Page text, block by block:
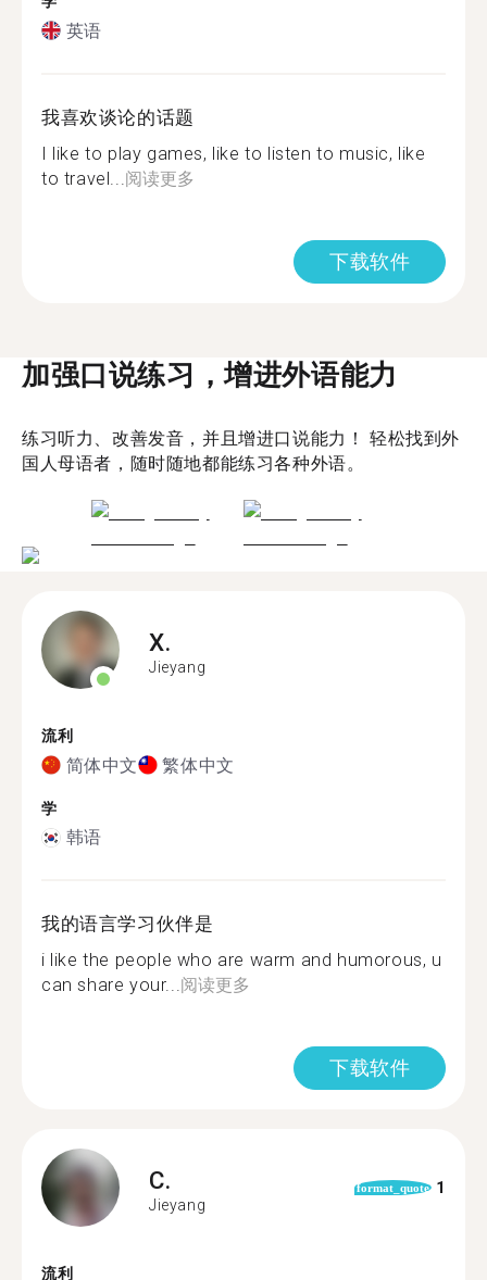
英语
我喜欢谈论的话题
I like to play games, like to listen to music, like
to travel... 阅读更多
下载软件
加强口说练习，增进外语能力
练习听力、改善发音，并且增进口说能力！ 轻松找到外
国人母语者，随时随地都能练习各种外语。
X.
Jieyang
流利
简体中文 繁体中文
学
韩语
我的语言学习伙伴是
i like the people who are warm and humorous, u
can share your...阅读更多
下载软件
C.
Jieyang
format_quote 1
流利